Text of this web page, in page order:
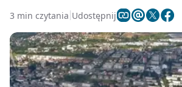
3 min czytania Udostępnij